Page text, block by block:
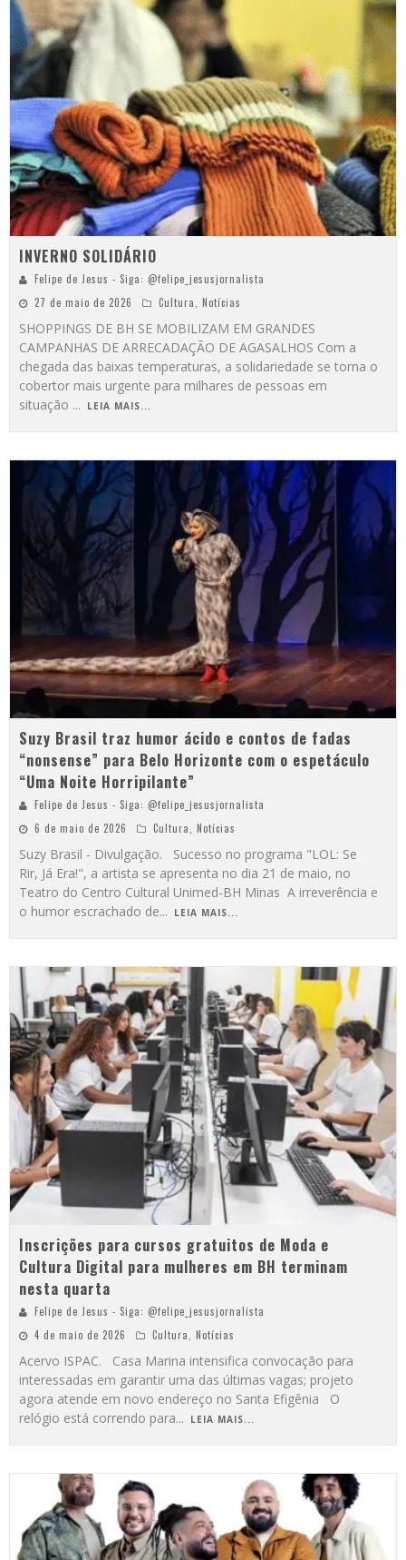
INVERNO SOLIDÁRIO
Felipe de Jesus - Siga: @felipe_jesusjornalista
27 de maio de 2026
Cultura Notícias
SHOPPINGS DE BH SE MOBILIZAM EM GRANDES
CAMPANHAS DE ARRECADAÇÃO DE AGASALHOS Com a
chegada das baixas temperaturas, a solidariedade se torna o
cobertor mais urgente para milhares de pessoas em
situação ... LEIA MAIS...
Suzy Brasil traz humor ácido e contos de fadas
“nonsense” para Belo Horizonte com o espetáculo
“Uma Noite Horripilante”
Felipe de Jesus - Siga: @felipe_jesusjornalista
6 de maio de 2026
Cultura Notícias
Suzy Brasil - Divulgação. Sucesso no programa "LOL: Se
Rir, Já Era!", a artista se apresenta no dia 21 de maio, no
Teatro do Centro Cultural Unimed-BH Minas A irreverência e
o humor escrachado de... LEIA MAIS...
Inscrições para cursos gratuitos de Moda e
Cultura Digital para mulheres em BH terminam
nesta quarta
Felipe de Jesus - Siga: @felipe_jesusjornalista
4 de maio de 2026
Cultura Notícias
Acervo ISPAC. Casa Marina intensifica convocação para
interessadas em garantir uma das últimas vagas; projeto
agora atende em novo endereço no Santa Efigênia O
relógio está correndo para... LEIA MAIS...